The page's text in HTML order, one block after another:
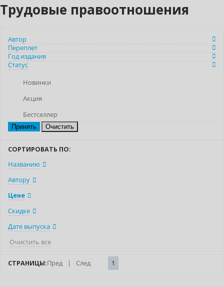
Трудовые правоотношения
Автор
Переплет
Год издания
Статус
Новинки
Акция
Бестселлер
Очистить
СОРТИРОВАТЬ ПО:
Названию
Автору
Цене
Скидке
Дате выпуска
Очистить все
СТРАНИЦЫ:Пред | След 1